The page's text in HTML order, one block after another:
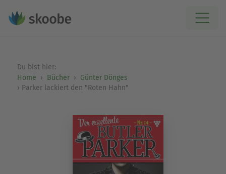
Du bist hier:
Home
Bücher
Günter Dönges
Parker lackiert den "Roten Hahn"